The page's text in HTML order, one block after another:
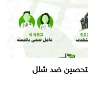
للتحصين ضد شلل